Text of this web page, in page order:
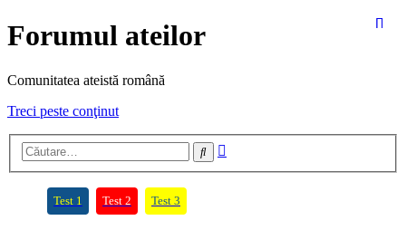
Forumul ateilor
Comunitatea ateistă română
Treci peste conţinut
Căutare
Test 1 (Opens a new tab)
Test 2 (Opens a new tab)
Test 3